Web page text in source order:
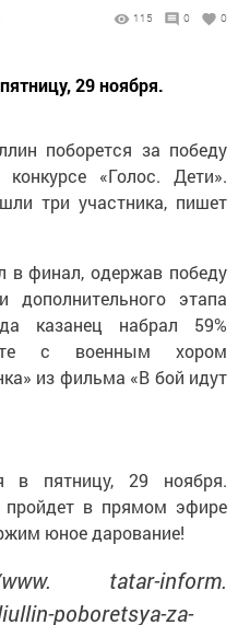
29 ноября.
поборется за победу
«Голос. Дети».
три участника, пишет
в финал, одержав победу
дополнительного этапа
казанец набрал 59%
с военным хором
из фильма «В бой идут
в пятницу, 29 ноября.
пройдет в прямом эфире
юное дарование!
tatar-inform.
poboretsya-za-